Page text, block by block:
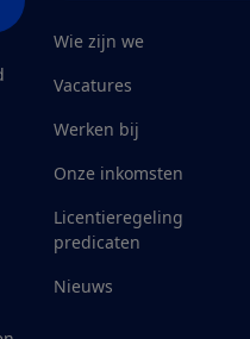
Wie zijn we
Vacatures
Werken bij
Onze inkomsten
Licentieregeling
predicaten
Nieuws